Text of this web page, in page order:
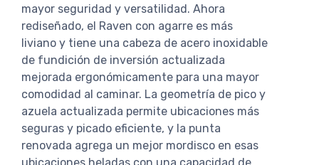
mayor seguridad y versatilidad. Ahora
rediseñado, el Raven con agarre es más
liviano y tiene una cabeza de acero inoxidable
de fundición de inversión actualizada
mejorada ergonómicamente para una mayor
comodidad al caminar. La geometría de pico y
azuela actualizada permite ubicaciones más
seguras y picado eficiente, y la punta
renovada agrega un mejor mordisco en esas
ubicaciones heladas con una capacidad de